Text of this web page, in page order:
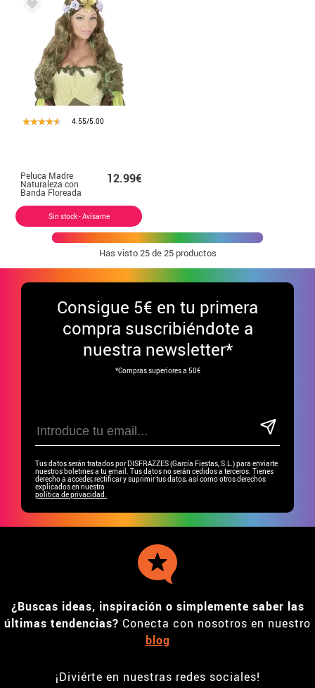
4.55/5.00
Peluca Madre
Naturaleza con
Banda Floreada
12.99€
Sin stock - Avísame
Has visto25de 25 productos
Consigue 5€ en tu primera
compra suscribiéndote a
nuestra newsletter*
*Compras superiores a 50€
Tus datos serán tratados por DISFRAZZES (García Fiestas, S.L.) para enviarte
nuestros boletines a tu email. Tus datos no serán cedidos a terceros. Tienes
derecho a acceder, rectificar y suprimir tus datos, así como otros derechos
explicados en nuestra
política de privacidad.
¿Buscas ideas, inspiración o simplemente saber las
últimas tendencias? Conecta con nosotros en nuestro
blog
¡Diviérte en nuestras redes sociales!